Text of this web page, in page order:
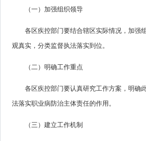
（一）加强组织领导
各区疾控部门要结合辖区实际情况，加强
观真实，分类监督执法落实到位。
（二）明确工作重点
各区疾控部门要认真研究工作方案，明确
法落实职业病防治主体责任的作用。
（三）建立工作机制